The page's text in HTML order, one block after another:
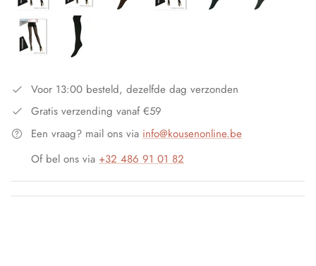
Head
Janira
JF
Voor 13:00 besteld, dezelfde dag verzonden
Gratis verzending vanaf €59
Een vraag? mail ons via info@kousenonline.be
Of bel ons via +32 486 91 01 82